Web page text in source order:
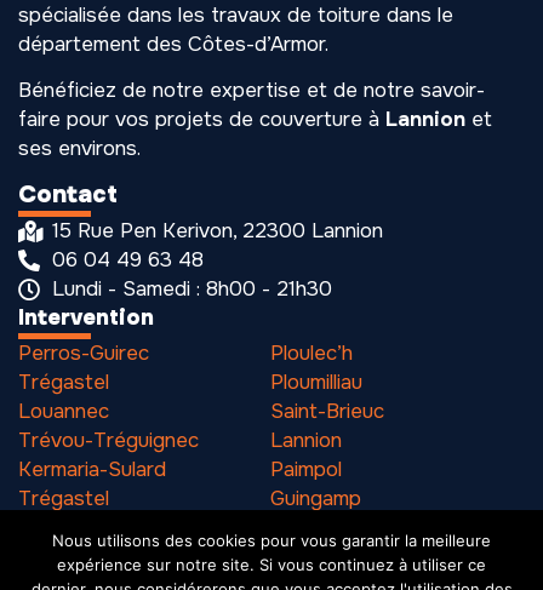
spécialisée dans les travaux de toiture dans le
département des Côtes-d’Armor.
Bénéficiez de notre expertise et de notre savoir-
faire pour vos projets de couverture à Lannion et
ses environs.
Intervention
Perros-Guirec
Trégastel
Louannec
Trévou-Tréguignec
Kermaria-Sulard
Trégastel
Pleumeur-Bodou
Ploulec’h
Ploumilliau
Saint-Brieuc
Lannion
Paimpol
Guingamp
Contact
15 Rue Pen Kerivon, 22300 Lannion
06 04 49 63 48
Lundi - Samedi : 8h00 - 21h30
Nous utilisons des cookies pour vous garantir la meilleure
expérience sur notre site. Si vous continuez à utiliser ce